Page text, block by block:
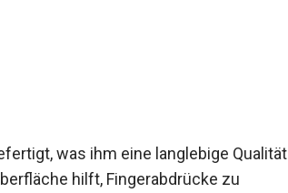
was ihm eine langlebige Qualität
hilft, Fingerabdrücke zu